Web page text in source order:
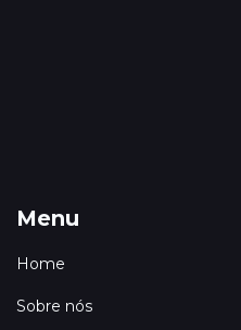
Menu
Home
Sobre nós